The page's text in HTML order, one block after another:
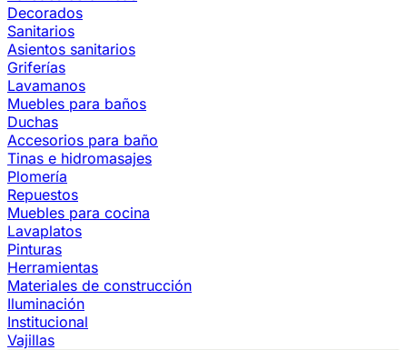
Decorados
Sanitarios
Asientos sanitarios
Griferías
Lavamanos
Muebles para baños
Duchas
Accesorios para baño
Tinas e hidromasajes
Plomería
Repuestos
Muebles para cocina
Lavaplatos
Pinturas
Herramientas
Materiales de construcción
Iluminación
Institucional
Vajillas